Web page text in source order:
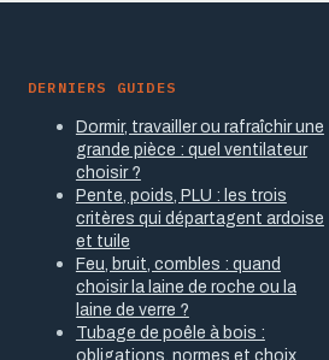
DERNIERS GUIDES
Dormir, travailler ou rafraîchir une
grande pièce : quel ventilateur
choisir ?
Pente, poids, PLU : les trois
critères qui départagent ardoise
et tuile
Feu, bruit, combles : quand
choisir la laine de roche ou la
laine de verre ?
Tubage de poêle à bois :
obligations, normes et choix